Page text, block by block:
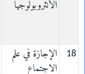
الأنثروبولوجيا
18
الإجازة في علم
الاجتماع